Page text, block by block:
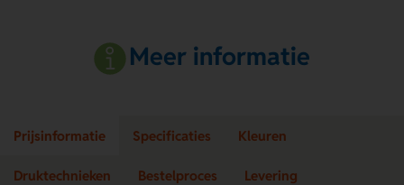
Meer informatie
Prijsinformatie Specificaties Kleuren
Druktechnieken Bestelproces Levering